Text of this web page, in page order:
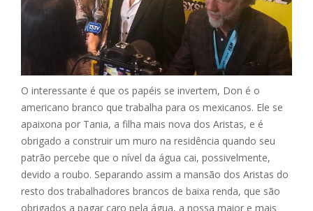
O interessante é que os papéis se invertem, Don é o
americano branco que trabalha para os mexicanos. Ele se
apaixona por Tania, a filha mais nova dos Aristas, e é
obrigado a construir um muro na residência quando seu
patrão percebe que o nível da água cai, possivelmente,
devido a roubo. Separando assim a mansão dos Aristas do
resto dos trabalhadores brancos de baixa renda, que são
obrigados a pagar caro pela água, a nossa maior e mais